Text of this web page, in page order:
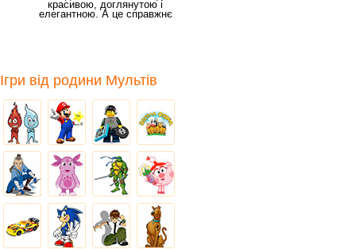
красивою, доглянутою і
елегантною. А це справжнє
Ігри від родини Мультів